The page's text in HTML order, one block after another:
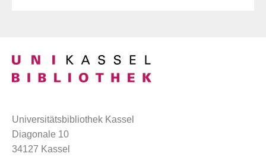
Universitätsbibliothek Kassel
Diagonale 10
34127 Kassel